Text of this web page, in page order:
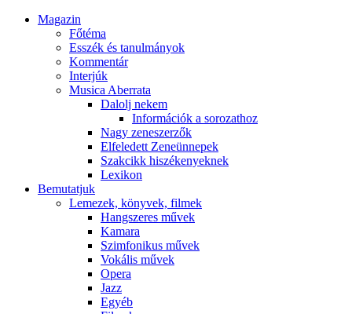
Magazin
Főtéma
Esszék és tanulmányok
Kommentár
Interjúk
Musica Aberrata
Dalolj nekem
Információk a sorozathoz
Nagy zeneszerzők
Elfeledett Zeneünnepek
Szakcikk hiszékenyeknek
Lexikon
Bemutatjuk
Lemezek, könyvek, filmek
Hangszeres művek
Kamara
Szimfonikus művek
Vokális művek
Opera
Jazz
Egyéb